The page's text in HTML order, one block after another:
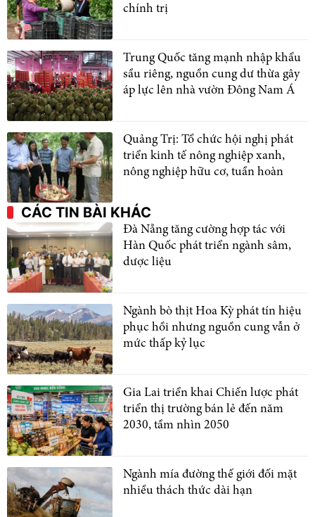
chính trị
Trung Quốc tăng mạnh nhập khẩu
sầu riêng, nguồn cung dư thừa gây
áp lực lên nhà vườn Đông Nam Á
Quảng Trị: Tổ chức hội nghị phát
triển kinh tế nông nghiệp xanh,
nông nghiệp hữu cơ, tuần hoàn
CÁC TIN BÀI KHÁC
Đà Nẵng tăng cường hợp tác với
Hàn Quốc phát triển ngành sâm,
dược liệu
Ngành bò thịt Hoa Kỳ phát tín hiệu
phục hồi nhưng nguồn cung vẫn ở
mức thấp kỷ lục
Gia Lai triển khai Chiến lược phát
triển thị trường bán lẻ đến năm
2030, tầm nhìn 2050
Ngành mía đường thế giới đối mặt
nhiều thách thức dài hạn